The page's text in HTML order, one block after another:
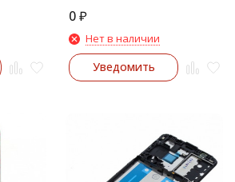
0₽
Нет в наличии
Уведомить